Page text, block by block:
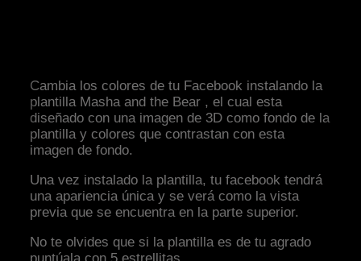
Cambia los colores de tu Facebook instalando la
plantilla Masha and the Bear , el cual esta
diseñado con una imagen de 3D como fondo de la
plantilla y colores que contrastan con esta
imagen de fondo.
Una vez instalado la plantilla, tu facebook tendrá
una apariencia única y se verá como la vista
previa que se encuentra en la parte superior.
No te olvides que si la plantilla es de tu agrado